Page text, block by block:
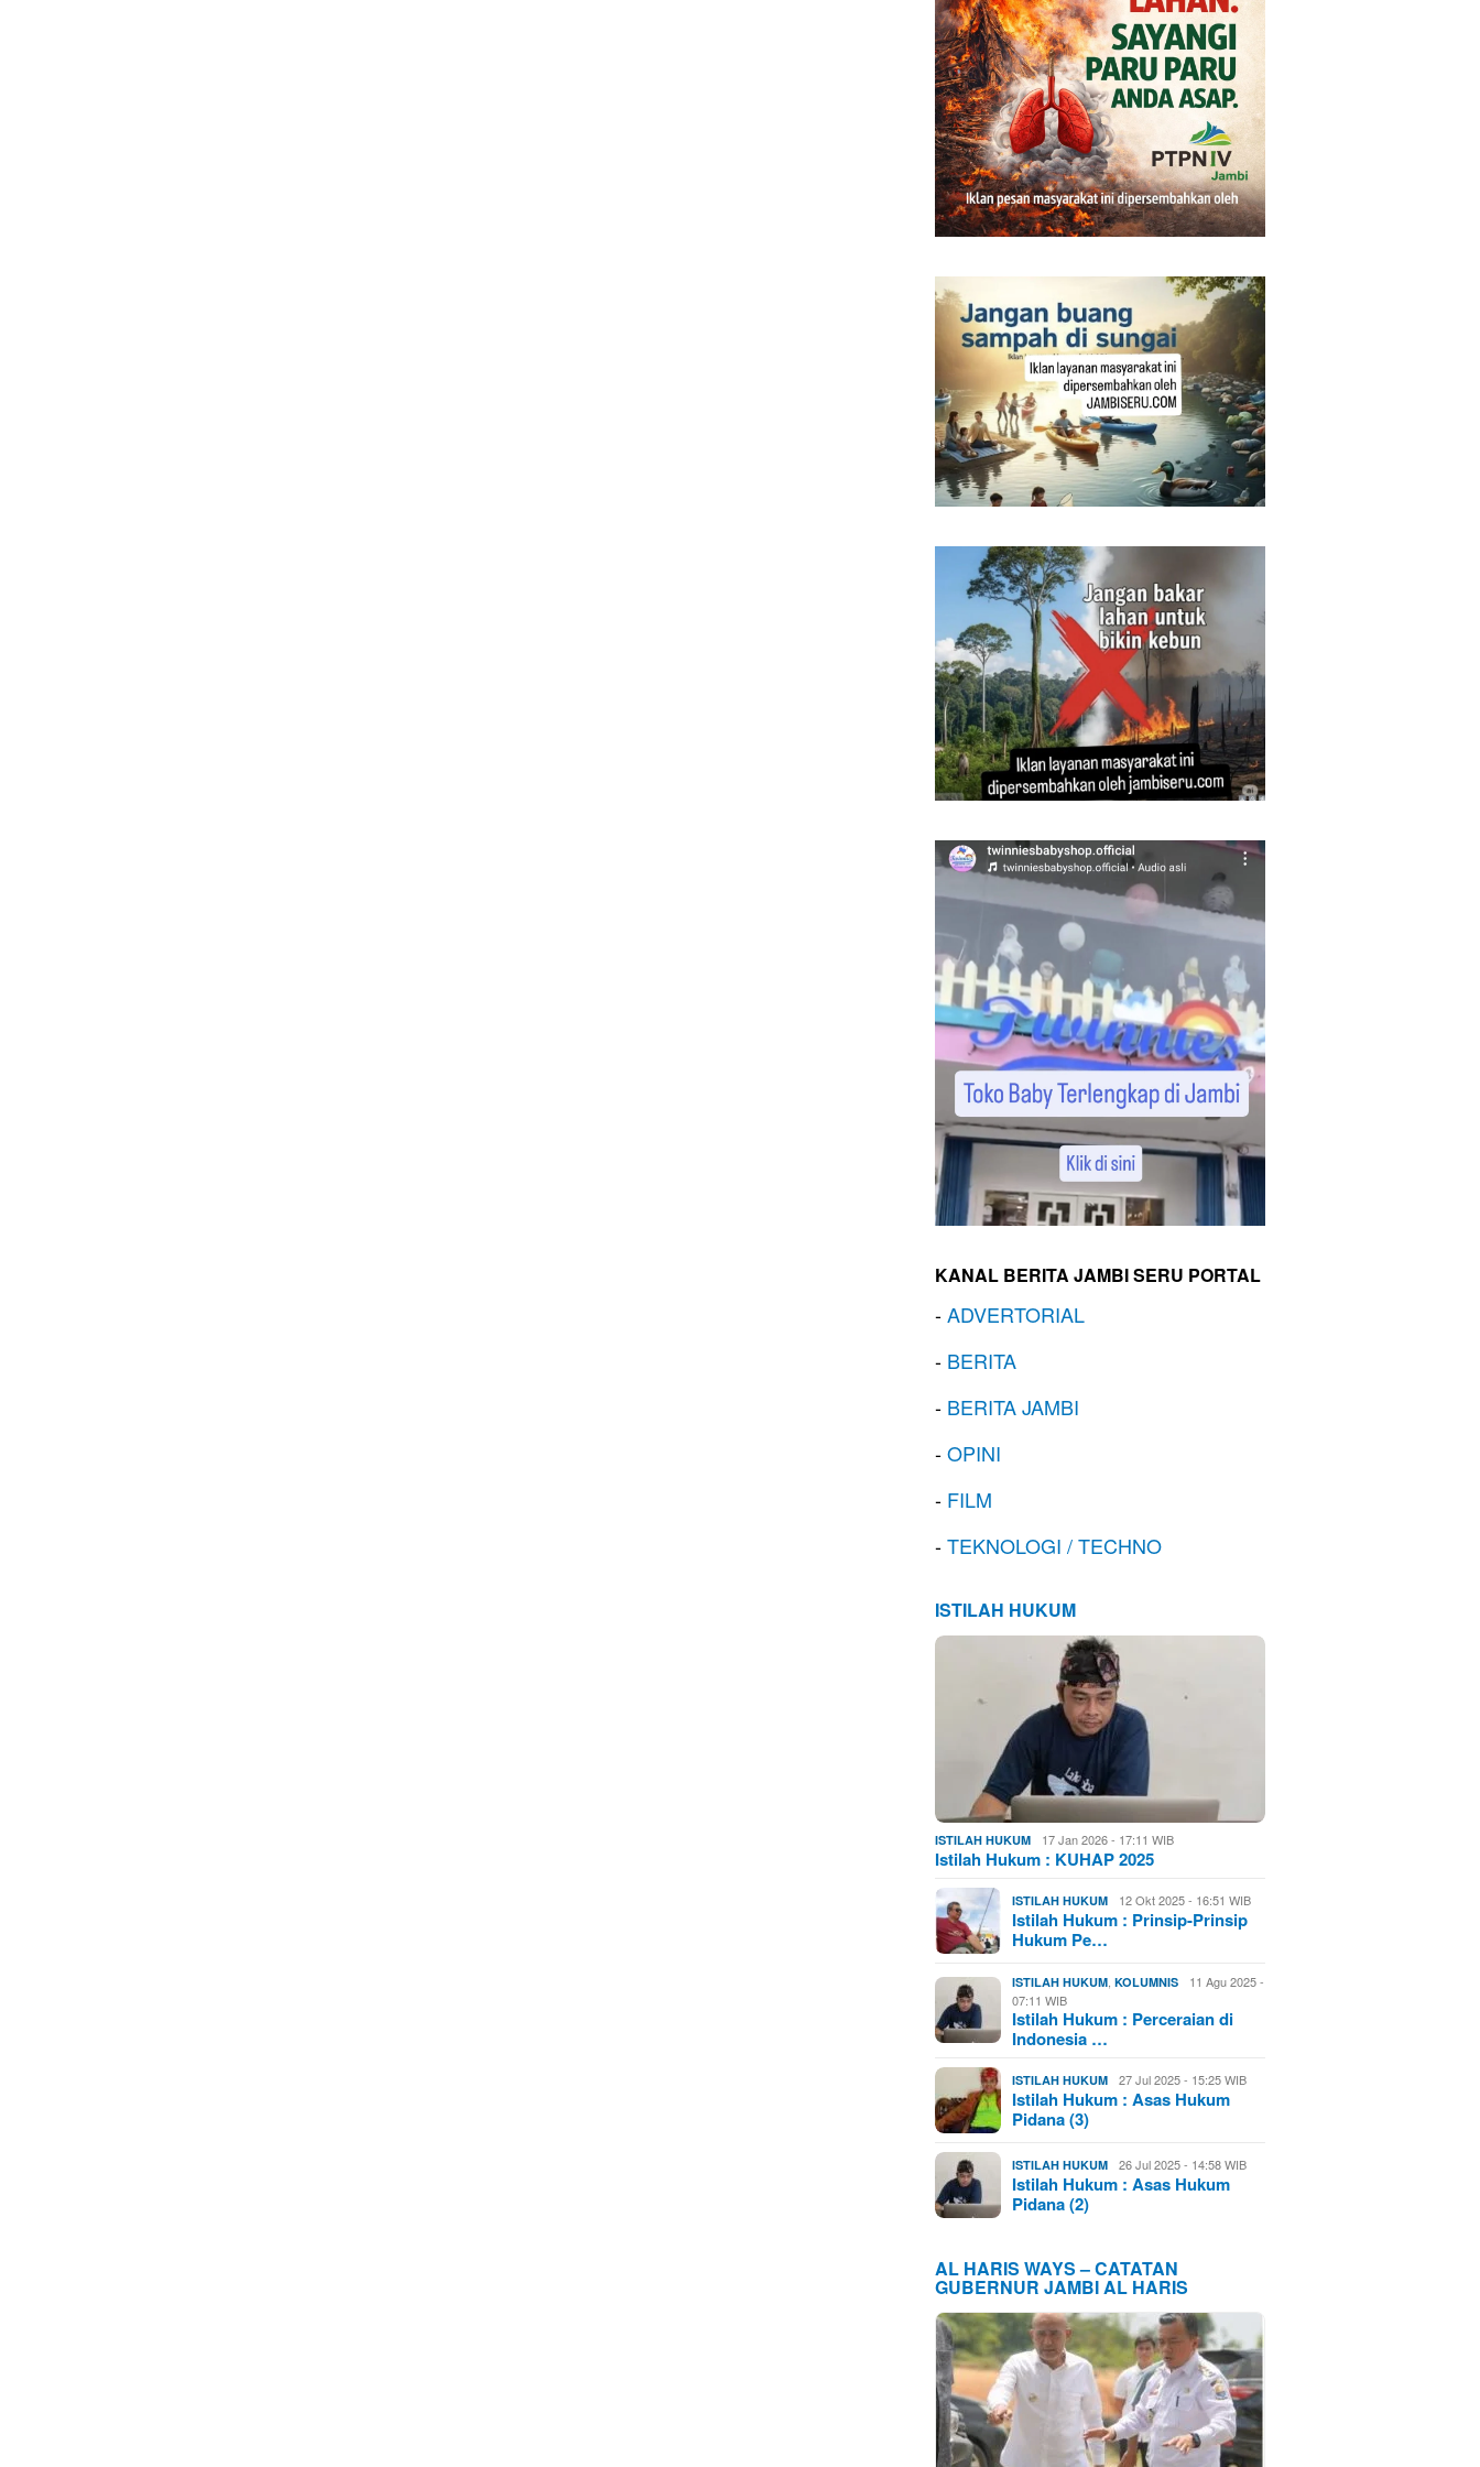
KANAL BERITA JAMBI SERU PORTAL
-ADVERTORIAL
- BERITA
- BERITA JAMBI
-OPINI
- FILM
-TEKNOLOGI / TECHNO
ISTILAH HUKUM
ISTILAH HUKUM 17 Jan 2026 - 17:11 WIB
Istilah Hukum : KUHAP 2025
ISTILAH HUKUM 12 Okt 2025 - 16:51 WIB
Istilah Hukum : Prinsip-Prinsip
Hukum Pe…
ISTILAH HUKUM ,KOLUMNIS
11 Agu 2025 -
07:11 WIB
Istilah Hukum : Perceraian di
Indonesia …
ISTILAH HUKUM 27 Jul 2025 - 15:25 WIB
Istilah Hukum : Asas Hukum
Pidana (3)
ISTILAH HUKUM 26 Jul 2025 - 14:58 WIB
Istilah Hukum : Asas Hukum
Pidana (2)
AL HARIS WAYS – CATATAN
GUBERNUR JAMBI AL HARIS